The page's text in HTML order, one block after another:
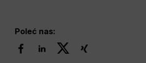
Poleć nas: